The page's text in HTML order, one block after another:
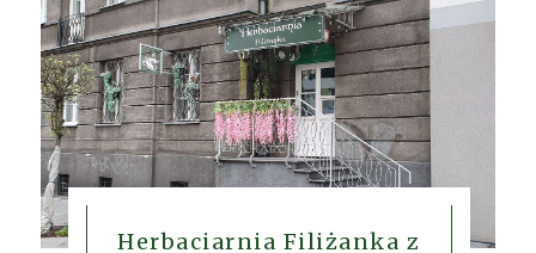
Herbaciarnia Filiżanka z